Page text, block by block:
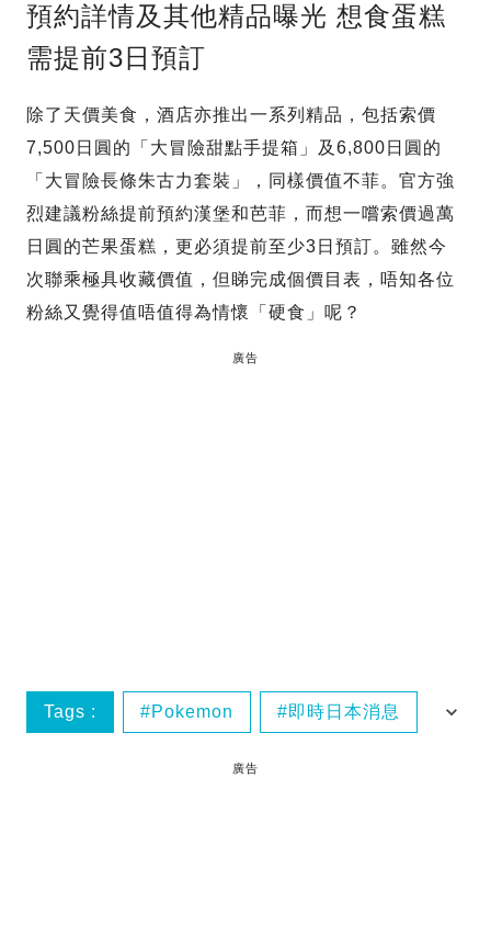
預約詳情及其他精品曝光 想食蛋糕
需提前3日預訂
除了天價美食，酒店亦推出一系列精品，包括索價
7,500日圓的「大冒險甜點手提箱」及6,800日圓的
「大冒險長條朱古力套裝」，同樣價值不菲。官方強
烈建議粉絲提前預約漢堡和芭菲，而想一嚐索價過萬
日圓的芒果蛋糕，更必須提前至少3日預訂。雖然今
次聯乘極具收藏價值，但睇完成個價目表，唔知各位
粉絲又覺得值唔值得為情懷「硬食」呢？
廣告
Tags : Pokemon 即時日本消息
廣告